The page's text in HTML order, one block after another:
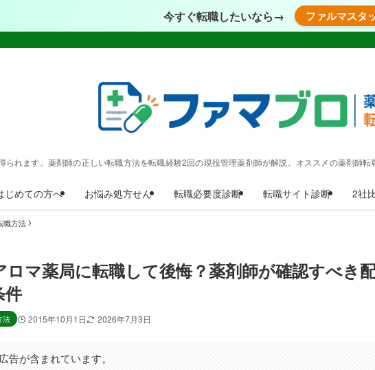
今すぐ転職したいなら→ ファルマスタ
られます。薬剤師の正しい転職方法を転職経験2回の現役管理薬剤師が解説。オススメの薬剤師
じめての方へ お悩み処方せん 転職必要度診断 転職サイト診断 2社
職方法
ロマ薬局に転職して後悔？薬剤師が確認すべき
件
法 2015年10月1日 2026年7月3日
告が含まれています。